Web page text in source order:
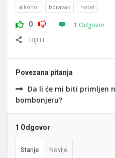
alkohol boravak hotel
0 1 Odgovor
DIJELI
Povezana pitanja
Da li će mi biti primljen
bombonjeru?
1 Odgovor
Starije Novije